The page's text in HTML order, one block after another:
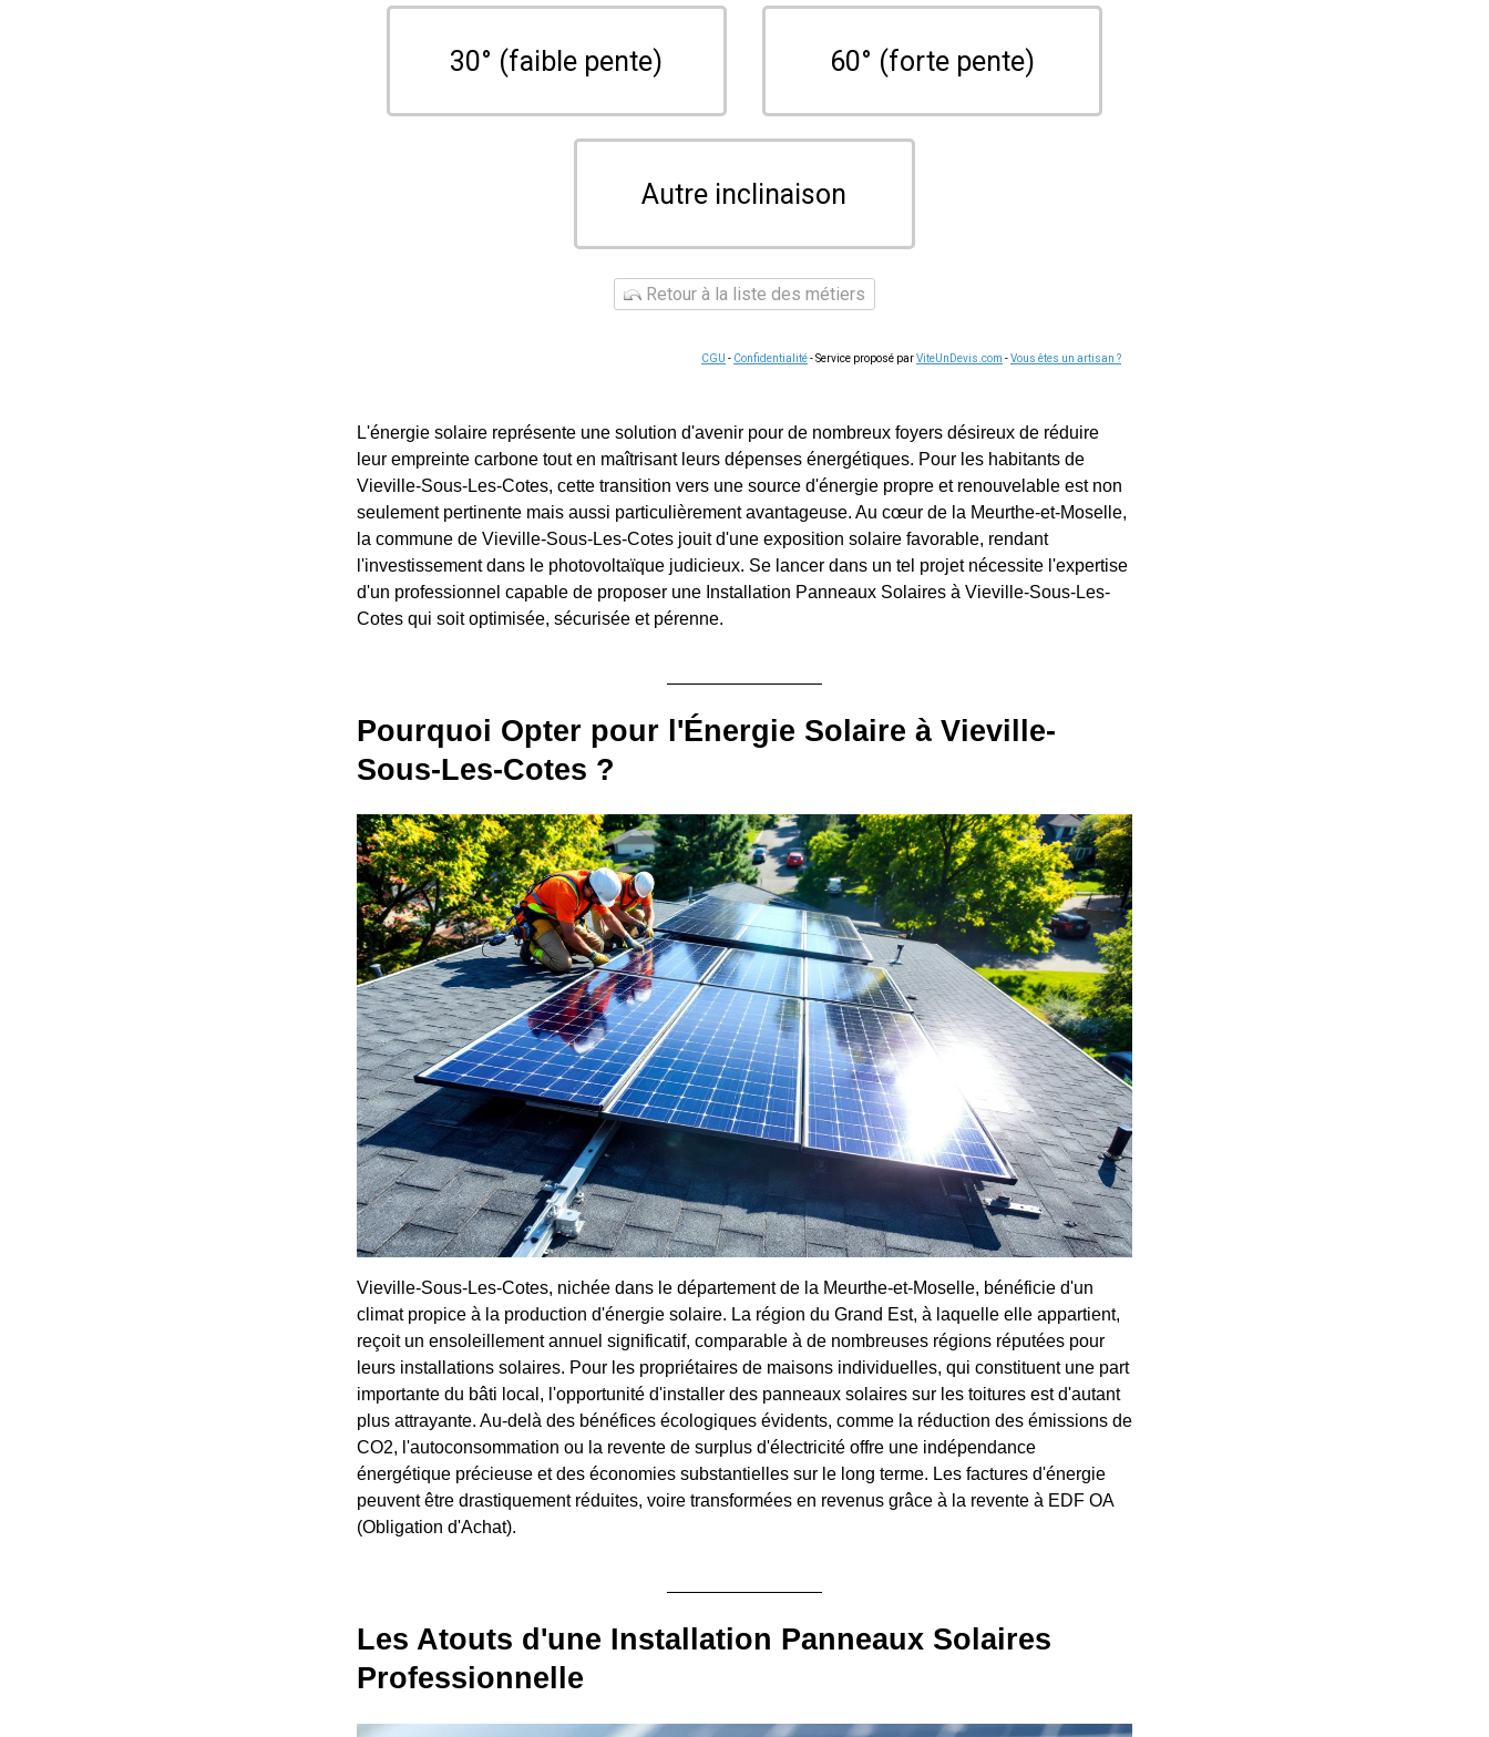
30° (faible pente) 60° (forte pente)
Autre inclinaison
Retour à la liste des métiers
CGU - Confidentialité- Service proposé parViteUnDevis.com -Vous êtes un artisan ?
L'énergie solaire représente une solution d'avenir pour de nombreux foyers désireux de réduire
leur empreinte carbone tout en maîtrisant leurs dépenses énergétiques. Pour les habitants de
Vieville-Sous-Les-Cotes, cette transition vers une source d'énergie propre et renouvelable est non
seulement pertinente mais aussi particulièrement avantageuse. Au cœur de la Meurthe-et-Moselle,
la commune de Vieville-Sous-Les-Cotes jouit d'une exposition solaire favorable, rendant
l'investissement dans le photovoltaïque judicieux. Se lancer dans un tel projet nécessite l'expertise
d'un professionnel capable de proposer une Installation Panneaux Solaires à Vieville-Sous-Les-
Cotes qui soit optimisée, sécurisée et pérenne.
Pourquoi Opter pour l'Énergie Solaire à Vieville-
Sous-Les-Cotes ?
Vieville-Sous-Les-Cotes, nichée dans le département de la Meurthe-et-Moselle, bénéficie d'un
climat propice à la production d'énergie solaire. La région du Grand Est, à laquelle elle appartient,
reçoit un ensoleillement annuel significatif, comparable à de nombreuses régions réputées pour
leurs installations solaires. Pour les propriétaires de maisons individuelles, qui constituent une part
importante du bâti local, l'opportunité d'installer des panneaux solaires sur les toitures est d'autant
plus attrayante. Au-delà des bénéfices écologiques évidents, comme la réduction des émissions de
CO2, l'autoconsommation ou la revente de surplus d'électricité offre une indépendance
énergétique précieuse et des économies substantielles sur le long terme. Les factures d'énergie
peuvent être drastiquement réduites, voire transformées en revenus grâce à la revente à EDF OA
(Obligation d'Achat).
Les Atouts d'une Installation Panneaux Solaires
Professionnelle